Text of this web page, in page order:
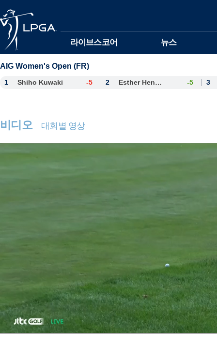
라이브스코어 뉴스
AIG Women's Open (FR)
1 Shiho Kuwaki -5 2 Esther Henseleit -5 3
비디오 대회별 영상